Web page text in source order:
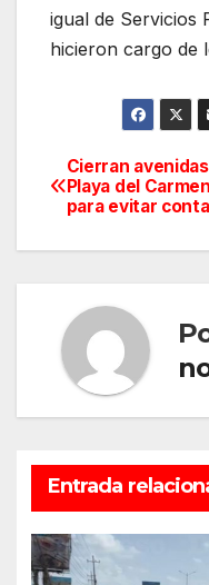
igual de Servicios
hicieron cargo de
de
Cierran
Playa del
para evitar
Entrada